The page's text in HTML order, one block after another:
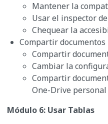
Mantener la
Usar el inspector
Chequear la
Compartir documentos
Compartir
Cambiar la
Compartir
One-Drive personal
Módulo 6: Usar Tablas